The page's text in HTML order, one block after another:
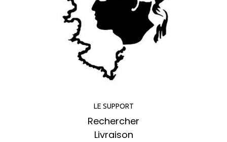
LE SUPPORT
Rechercher
Livraison